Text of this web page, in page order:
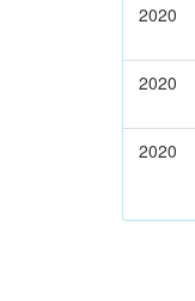
2020
2020
2020